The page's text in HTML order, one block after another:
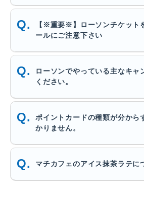
【※重要※】ローソンチケット
ールにご注意下さい
ローソンでやっている主なキャ
ください。
ポイントカードの種類が分から
かりません。
マチカフェのアイス抹茶ラテに